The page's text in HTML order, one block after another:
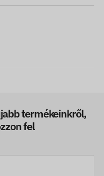
termékeinkről,
fel